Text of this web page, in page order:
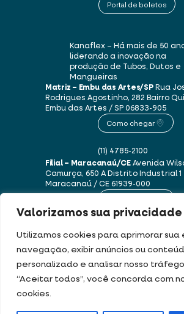
Valorizamos sua privacidade
Utilizamos cookies para aprimorar sua
navegação, exibir anúncios ou
personalizado e analisar nosso
“Aceitar todos”, você concorda com
cookies.
Portal de boletos
Kanaflex – Há mais de 50
liderando a inovação na
produção de Tubos, Dutos e
Mangueiras
Matriz – Embu das Artes/SPRua
Rodrigues Agostinho, 282 Bairro
Embu das Artes / SP06833-905
Como chegar
(11) 4785-2100
Filial – Maracanaú/CEAvenida
Camurça, 650 ADistrito Industrial 1
Maracanaú / CE61939-000
Este site usa cookies e dados pessoais de acordo com